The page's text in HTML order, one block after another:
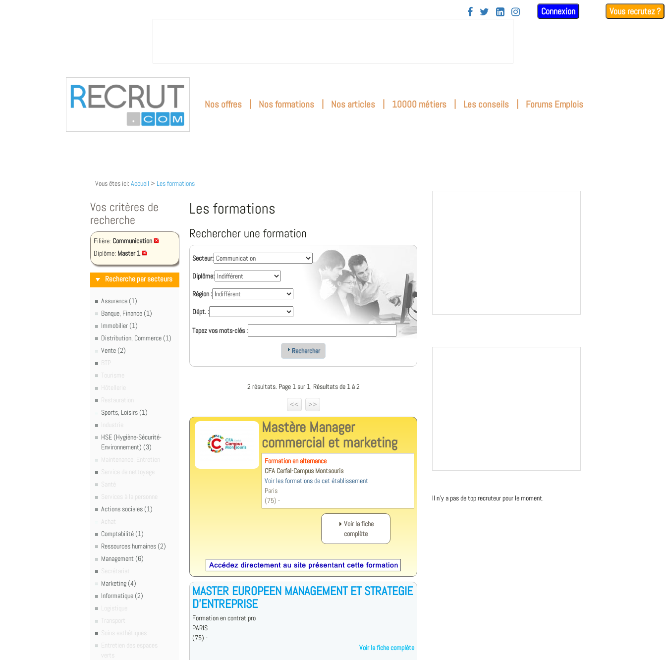
    Connexion Vous recrutez ?
Nos offres | Nos formations | Nos articles | 10000 métiers | Les conseils | Forums Emplois
Vous êtes ici: Accueil > Les formations
Vos critères de
recherche
Filière: Communication
Diplôme: Master 1
Recherche par secteurs
Assurance (1)
Banque, Finance (1)
Immobilier (1)
Distribution, Commerce (1)
Vente (2)
BTP
Tourisme
Hôtellerie
Restauration
Sports, Loisirs (1)
Industrie
HSE (Hygiène-Sécurité-
Environnement) (3)
Maintenance, Entretien
Service de nettoyage
Santé
Services à la personne
Actions sociales (1)
Achat
Comptabilité (1)
Ressources humaines (2)
Management (6)
Secrétariat
Marketing (4)
Informatique (2)
Logistique
Transport
Soins esthétiques
Entretien des espaces
verts
Les formations
Rechercher une formation
Secteur:
Diplôme:
Région :
Dépt. :
Tapez vos mots-clés :
Rechercher
2 résultats. Page 1 sur 1, Résultats de 1 à 2
<<
>>
Mastère Manager
commercial et marketing
Formation en alternance
CFA Cerfal-Campus Montsouris
Voir les formations de cet établissement
Paris
(75) -
Voir la fiche
complète
MASTER EUROPEEN MANAGEMENT ET STRATEGIE
D'ENTREPRISE
Formation en contrat pro
PARIS
(75) -
Voir la fiche complète
Il n'y a pas de top recruteur pour le moment.